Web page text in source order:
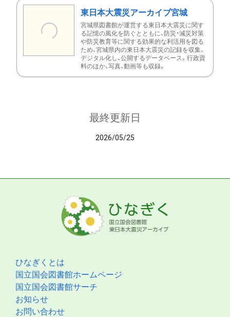
東日本大震災アーカイブ宮城
宮城県図書館が運営する東日本大震災に関す
る記憶の風化を防ぐとともに、防災・減災対策
や防災教育等に関する効果的な利活用を図る
ため、宮城県内の東日本大震災の記録を収集、
デジタル化し、公開するデータベース。行政資
料のほか、写真、動画等も収録。
最終更新日
2026/05/25
ひなぎくとは
国立国会図書館ホームページ
国立国会図書館サーチ
お知らせ
お問い合わせ